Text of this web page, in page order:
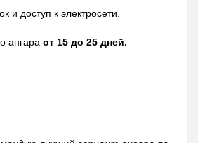
и доступ к электросети.
ангара от 15 до 25 дней.